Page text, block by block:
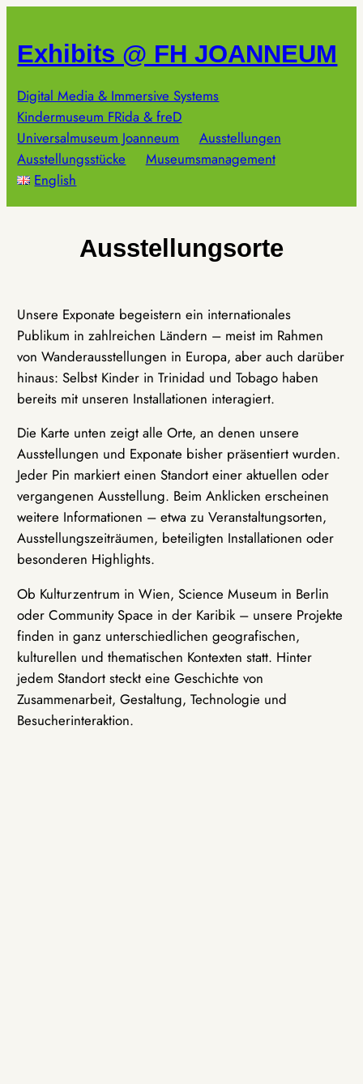
springen
Exhibits @ FH JOANNEUM
Digital Media & Immersive Systems
Kindermuseum FRida & freD
Universalmuseum Joanneum
Ausstellungen
Ausstellungsstücke
Museumsmanagement
English
Ausstellungsorte
Unsere Exponate begeistern ein internationales
Publikum in zahlreichen Ländern – meist im Rahmen
von Wanderausstellungen in Europa, aber auch darüber
hinaus: Selbst Kinder in Trinidad und Tobago haben
bereits mit unseren Installationen interagiert.
Die Karte unten zeigt alle Orte, an denen unsere
Ausstellungen und Exponate bisher präsentiert wurden.
Jeder Pin markiert einen Standort einer aktuellen oder
vergangenen Ausstellung. Beim Anklicken erscheinen
weitere Informationen – etwa zu Veranstaltungsorten,
Ausstellungszeiträumen, beteiligten Installationen oder
besonderen Highlights.
Ob Kulturzentrum in Wien, Science Museum in Berlin
oder Community Space in der Karibik – unsere Projekte
finden in ganz unterschiedlichen geografischen,
kulturellen und thematischen Kontexten statt. Hinter
jedem Standort steckt eine Geschichte von
Zusammenarbeit, Gestaltung, Technologie und
Besucherinteraktion.